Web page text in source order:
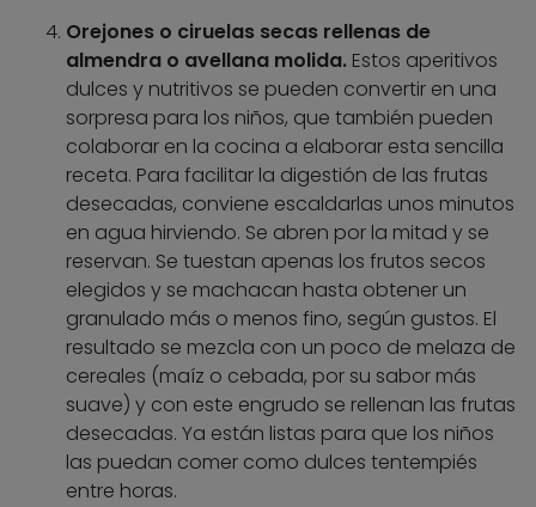
Orejones o ciruelas secas rellenas de
almendra o avellana molida. Estos aperitivos
dulces y nutritivos se pueden convertir en una
sorpresa para los niños, que también pueden
colaborar en la cocina a elaborar esta sencilla
receta. Para facilitar la digestión de las frutas
desecadas, conviene escaldarlas unos minutos
en agua hirviendo. Se abren por la mitad y se
reservan. Se tuestan apenas los frutos secos
elegidos y se machacan hasta obtener un
granulado más o menos fino, según gustos. El
resultado se mezcla con un poco de melaza de
cereales (maíz o cebada, por su sabor más
suave) y con este engrudo se rellenan las frutas
desecadas. Ya están listas para que los niños
las puedan comer como dulces tentempiés
entre horas.